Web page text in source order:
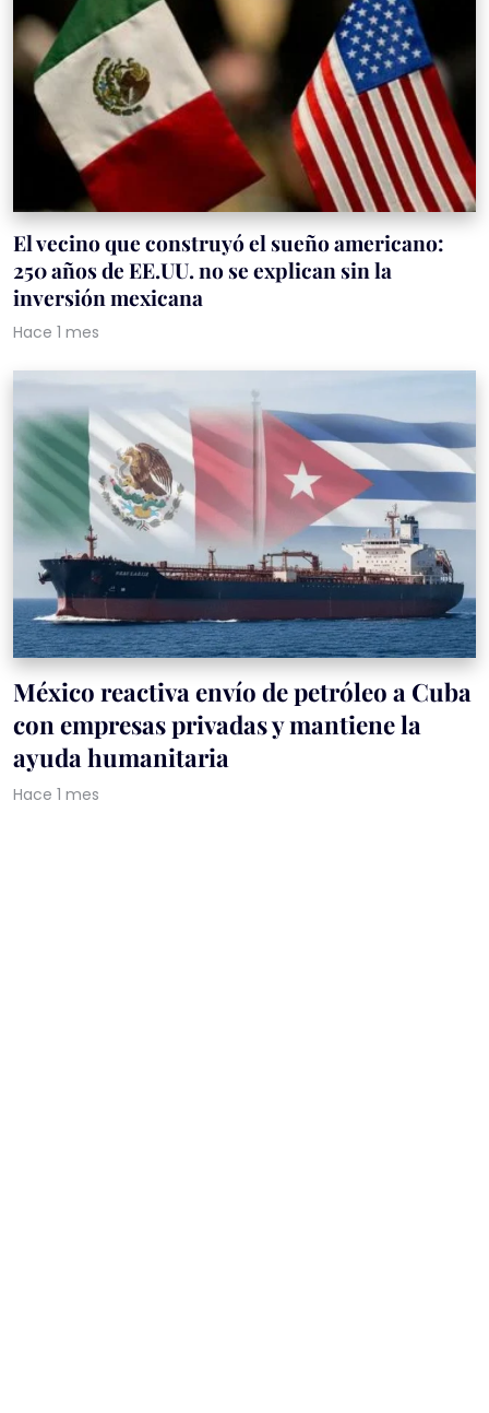
El vecino que construyó el sueño americano:
250 años de EE.UU. no se explican sin la
inversión mexicana
Hace 1 mes
México reactiva envío de petróleo a Cuba
con empresas privadas y mantiene la
ayuda humanitaria
Hace 1 mes